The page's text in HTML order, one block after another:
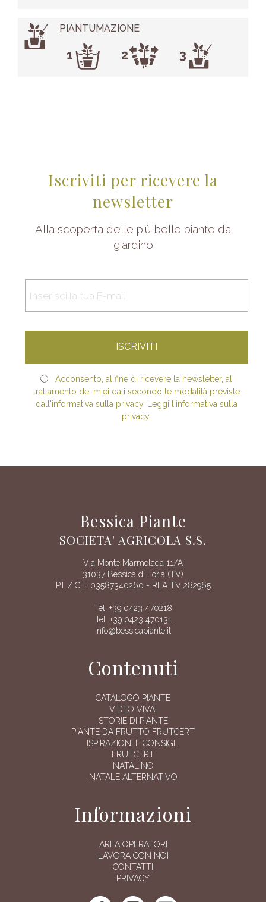
PIANTUMAZIONE
Iscriviti per ricevere la
newsletter
Alla scoperta delle più belle piante da
giardino
Acconsento, al fine di ricevere la newsletter, al
trattamento dei miei dati secondo le modalità previste
dall'informativa sulla privacy. Leggi l'informativa sulla
privacy.
Bessica Piante
SOCIETA' AGRICOLA S.S.
Via Monte Marmolada 11/A
31037 Bessica di Loria (TV)
P.I. / C.F. 03587340260 - REA TV 282965
Tel. +39 0423 470218
Tel. +39 0423 470131
info@bessicapiante.it
Contenuti
CATALOGO PIANTE
VIDEO VIVAI
STORIE DI PIANTE
PIANTE DA FRUTTO FRUTCERT
ISPIRAZIONI E CONSIGLI
FRUTCERT
NATALINO
NATALE ALTERNATIVO
Informazioni
AREA OPERATORI
LAVORA CON NOI
CONTATTI
PRIVACY